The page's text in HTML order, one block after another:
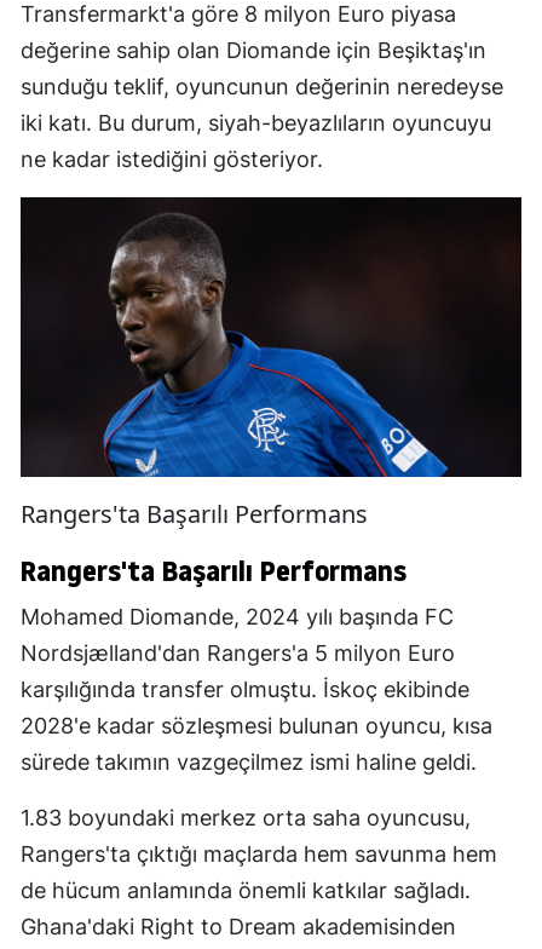
Transfermarkt'a göre 8 milyon Euro piyasa
değerine sahip olan Diomande için Beşiktaş'ın
sunduğu teklif, oyuncunun değerinin neredeyse
iki katı. Bu durum, siyah-beyazlıların oyuncuyu
ne kadar istediğini gösteriyor.
Rangers'ta Başarılı Performans
Rangers'ta Başarılı Performans
Mohamed Diomande, 2024 yılı başında FC
Nordsjælland'dan Rangers'a 5 milyon Euro
karşılığında transfer olmuştu. İskoç ekibinde
2028'e kadar sözleşmesi bulunan oyuncu, kısa
sürede takımın vazgeçilmez ismi haline geldi.
1.83 boyundaki merkez orta saha oyuncusu,
Rangers'ta çıktığı maçlarda hem savunma hem
de hücum anlamında önemli katkılar sağladı.
Ghana'daki Right to Dream akademisinden